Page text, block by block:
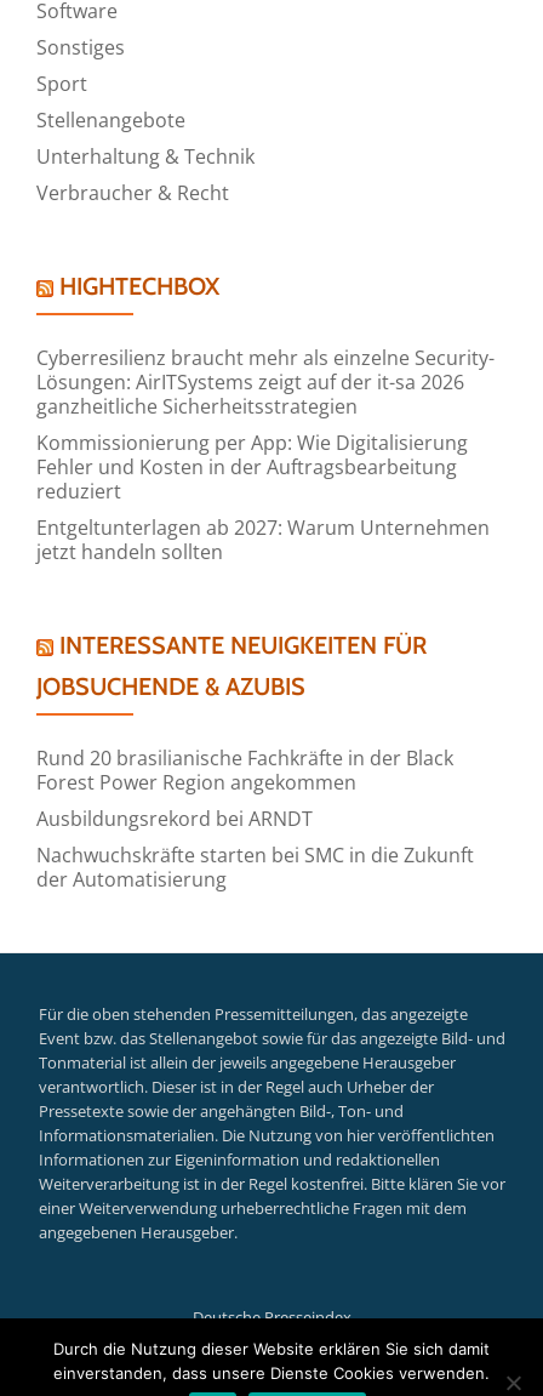
Software
Sonstiges
Sport
Stellenangebote
Unterhaltung & Technik
Verbraucher & Recht
HIGHTECHBOX
Cyberresilienz braucht mehr als einzelne Security-
Lösungen: AirITSystems zeigt auf der it-sa 2026
ganzheitliche Sicherheitsstrategien
Kommissionierung per App: Wie Digitalisierung
Fehler und Kosten in der Auftragsbearbeitung
reduziert
Entgeltunterlagen ab 2027: Warum Unternehmen
jetzt handeln sollten
INTERESSANTE NEUIGKEITEN FÜR
JOBSUCHENDE & AZUBIS
Rund 20 brasilianische Fachkräfte in der Black
Forest Power Region angekommen
Ausbildungsrekord bei ARNDT
Nachwuchskräfte starten bei SMC in die Zukunft
der Automatisierung
Für die oben stehenden Pressemitteilungen, das angezeigte
Event bzw. das Stellenangebot sowie für das angezeigte Bild- und
Tonmaterial ist allein der jeweils angegebene Herausgeber
verantwortlich. Dieser ist in der Regel auch Urheber der
Pressetexte sowie der angehängten Bild-, Ton- und
Informationsmaterialien. Die Nutzung von hier veröffentlichten
Informationen zur Eigeninformation und redaktionellen
Weiterverarbeitung ist in der Regel kostenfrei. Bitte klären Sie vor
einer Weiterverwendung urheberrechtliche Fragen mit dem
angegebenen Herausgeber.
Deutsche Presseindex
Secondary
Llorix One Litepowered by WordPress
Durch die Nutzung dieser Website erklären Sie sich damit
einverstanden, dass unsere Dienste Cookies verwenden.